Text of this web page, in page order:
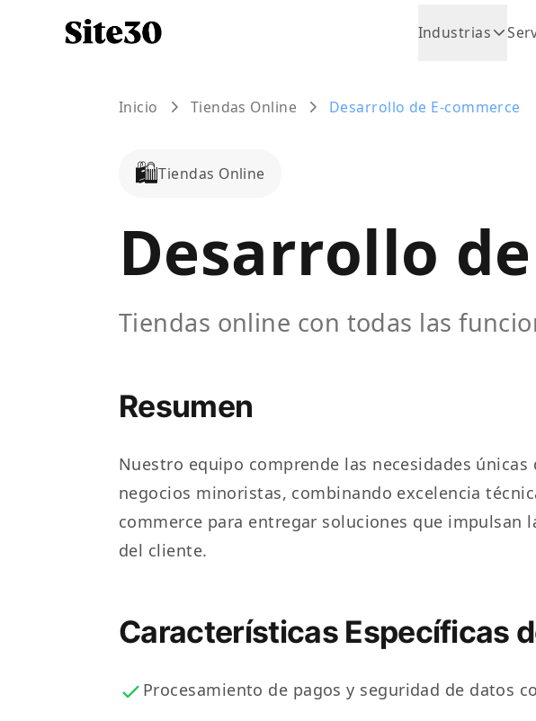
Industrias
Inicio Tiendas Online Desarrollo de E-commerce
🛍️Tiendas Online
Desarrollo
Tiendas online con todas las
Resumen
Nuestro equipo comprende las necesidades
negocios minoristas, combinando excelencia
commerce para entregar soluciones que impulsan
del cliente.
Características Específicas
Procesamiento de pagos y seguridad de datos